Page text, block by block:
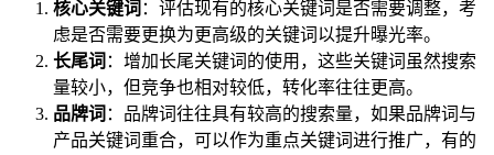
核心关键词 ：评估现有的核心关键词是否需要调整，考
虑是否需要更换为更高级的关键词以提升曝光率。
长尾词 ：增加长尾关键词的使用，这些关键词虽然搜索
量较小，但竞争也相对较低，转化率往往更高。
品牌词 ：品牌词往往具有较高的搜索量，如果品牌词与
产品关键词重合，可以作为重点关键词进行推广，有的